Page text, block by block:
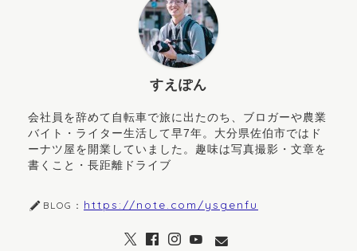
すえぽん
会社員を辞めて自転車で旅に出たのち、ブロガーや農業
バイト・ライター生活して早7年。大分県佐伯市ではド
ーナツ屋を開業していました。趣味は写真撮影・文章を
書くこと・長距離ドライブ
BLOG： https://note.com/ysgenfu